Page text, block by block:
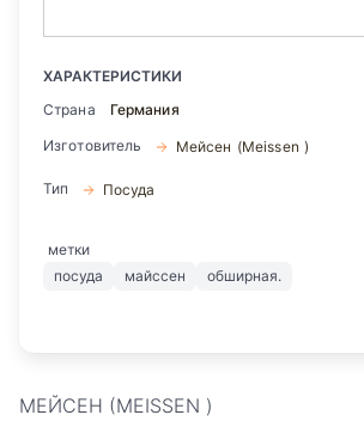
ХАРАКТЕРИСТИКИ
Страна
Германия
Изготовитель
Мейсен (Meissen )
Тип Посуда
метки
посуда
майссен обширная.
МЕЙСЕН (MEISSEN )